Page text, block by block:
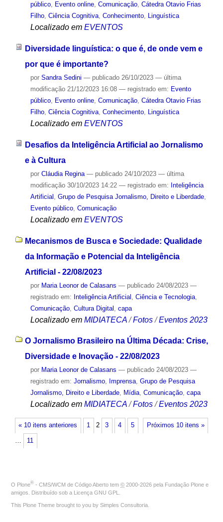
público, Evento online, Comunicação, Cátedra Otavio Frias
Filho, Ciência Cognitiva, Conhecimento, Linguística
Localizado em EVENTOS
Diversidade linguística: o que é, de onde vem e
por que é importante?
por Sandra Sedini — publicado26/10/2023 — última
modificação21/12/2023 16:08 — registrado em: Evento
público, Evento online, Comunicação, Cátedra Otavio Frias
Filho, Ciência Cognitiva, Conhecimento, Linguística
Localizado em EVENTOS
Desafios da Inteligência Artificial ao Jornalismo
e à Cultura
por Cláudia Regina — publicado24/10/2023 — última
modificação30/10/2023 14:22 — registrado em: Inteligência
Artificial
Grupo de Pesquisa Jornalismo, Direito e Liberdade,
Evento público, Comunicação
Localizado em EVENTOS
Mecanismos de Busca e Sociedade: Qualidade
da Informação e Potencial da Inteligência
Artificial - 22/08/2023
por Maria Leonor de Calasans — publicado24/08/2023 —
registrado em: Inteligência Artificial Ciência e Tecnologia,
Comunicação, Cultura Digital capa
Localizado em MIDIATECA /Fotos /Eventos 2023
O Jornalismo Brasileiro na Última Década: Crise,
Diversidade e Inovação - 22/08/2023
por Maria Leonor de Calasans — publicado24/08/2023 —
registrado em: Jornalismo, Imprensa, Grupo de Pesquisa
Jornalismo, Direito e Liberdade, Mídia, Comunicação, capa
Localizado em MIDIATECA /Fotos /Eventos 2023
« 10 itens anteriores Próximos 10 itens »
1 2 3 4 5
… 11
O Plone® - CMS/WCM de Código Aberto tem © 2000-2026 pela Fundação Plone e
amigos. Distribuído sob a Licença GNU GPL
This Plone Theme brought to you by Simples Consultoria